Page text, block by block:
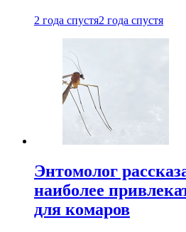
2 года спустя2 года спустя
Энтомолог
наиболее
для комаров